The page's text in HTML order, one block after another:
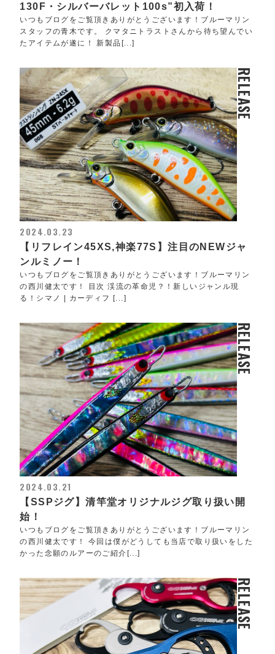
130F・シルバーバレット100s”初入荷！
いつもブログをご覧頂きありがとうございます！ブルーマリン
スタッフの青木です。 クマタニトラストさんから待ち望んでい
たアイテムが遂に！ 新製品[...]
RELEASE
2024.03.23
【リフレイン45XS,神楽77S】注目のNEWジャ
ンルミノー！
いつもブログをご覧頂きありがとうございます！ブルーマリン
の西川健太です！ 目次 渓流の革命児？！新しいジャンル現
る！シマノ | カーディフ [...]
RELEASE
2024.03.21
【SSPジグ】清竿堂オリジナルジグ取り扱い開
始！
いつもブログをご覧頂きありがとうございます！ブルーマリン
の西川健太です！ 今回は僕がどうしても当店で取り扱いをした
かった念願のルアーのご紹介[...]
RELEASE